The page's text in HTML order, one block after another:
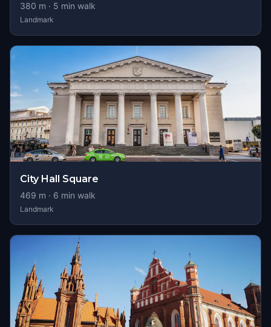
380 m · 5 min walk
Landmark
City Hall Square
469 m · 6 min walk
Landmark